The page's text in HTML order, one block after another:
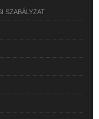
SZABÁLYZAT